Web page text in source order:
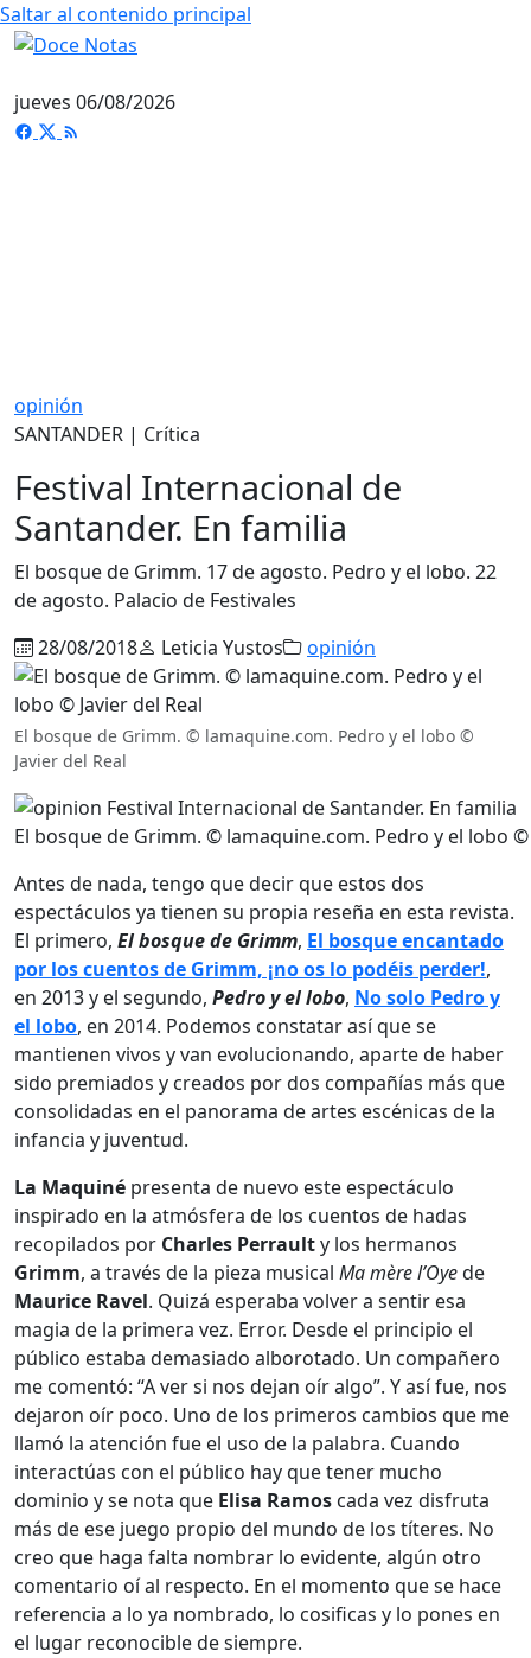
Saltar al contenido principal
jueves 06/08/2026
opinión
SANTANDER | Crítica
Festival Internacional de
Santander. En familia
El bosque de Grimm. 17 de agosto. Pedro y el lobo. 22
de agosto. Palacio de Festivales
28/08/2018
Leticia Yustos opinión
El bosque de Grimm. © lamaquine.com. Pedro y el lobo ©
Javier del Real
El bosque de Grimm. © lamaquine.com. Pedro y el lobo ©
Antes de nada, tengo que decir que estos dos
espectáculos ya tienen su propia reseña en esta revista.
El primero, El bosque de Grimm, El bosque encantado
por los cuentos de Grimm, ¡no os lo podéis perder!,
en 2013 y el segundo, Pedro y el lobo, No solo Pedro y
el lobo, en 2014. Podemos constatar así que se
mantienen vivos y van evolucionando, aparte de haber
sido premiados y creados por dos compañías más que
consolidadas en el panorama de artes escénicas de la
infancia y juventud.
La Maquiné presenta de nuevo este espectáculo
inspirado en la atmósfera de los cuentos de hadas
recopilados por Charles Perraulty los hermanos
Grimm, a través de la pieza musical Ma mère l’Oyede
Maurice Ravel. Quizá esperaba volver a sentir esa
magia de la primera vez. Error. Desde el principio el
público estaba demasiado alborotado. Un compañero
me comentó: “A ver si nos dejan oír algo”. Y así fue, nos
dejaron oír poco. Uno de los primeros cambios que me
llamó la atención fue el uso de la palabra. Cuando
interactúas con el público hay que tener mucho
dominio y se nota que Elisa Ramos cada vez disfruta
más de ese juego propio del mundo de los títeres. No
creo que haga falta nombrar lo evidente, algún otro
comentario oí al respecto. En el momento que se hace
referencia a lo ya nombrado, lo cosificas y lo pones en
el lugar reconocible de siempre.